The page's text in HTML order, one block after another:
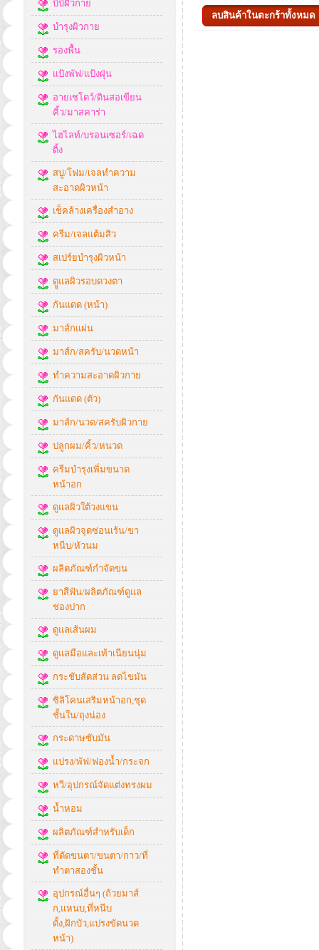
บีบีผิวกาย
บำรุงผิวกาย
รองพื้น
แป้งพัฟ/แป้งฝุ่น
อายเชโดว์/ดินสอเขียน
คิ้ว/มาสคาร่า
ไฮไลท์/บรอนเซอร์/เฉด
ดิ้ง
สบู่/โฟม/เจลทำความ
สะอาดผิวหน้า
เช็คล้างเครื่องสำอาง
ครีม/เจลแต้มสิว
สเปร์ยบำรุงผิวหน้า
ดููแลผิวรอบดวงตา
กันแดด (หน้า)
มาส์กแผ่น
มาส์ก/สครับ/นวดหน้า
ทำความสะอาดผิวกาย
กันแดด (ตัว)
มาส์ก/นวด/สครับผิวกาย
ปลูกผม/คิ้ว/หนวด
ครีมบำรุงเพิ่มขนาด
หน้าอก
ดูแลผิวใต้วงแขน
ดูแลผิวจุดซ่อนเร้น/ขา
หนีบ/หัวนม
ผลิตภัณฑ์กำจัดขน
ยาสีฟัน/ผลิตภัณฑ์ดูแล
ช่องปาก
ดูแลเส้นผม
ดูแลมือและเท้าเนียนนุ่ม
กระชับสัดส่วน ลดไขมัน
ซิลิโคนเสริมหน้าอก,ชุด
ชั้นใน/ถุงน่อง
กระดาษซับมัน
แปรง/พัฟ/ฟองน้ำ/กระจก
หวี/อุปกรณ์จัดแต่งทรงผม
น้ำหอม
ผลิตภัณฑ์สำหรับเด็ก
ที่ดัดขนตา/ขนตา/กาว/ที่
ทำตาสองชั้น
อุปกรณ์อื่นๆ (ถ้วยมาส์
ก,แหนบ,ที่หนีบ
ดั้ง,ฝักบัว,แปรงขัดนวด
หน้า)